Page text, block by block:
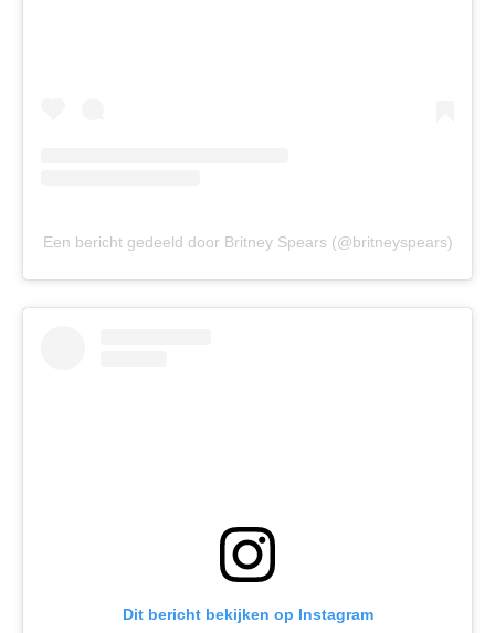
Een bericht gedeeld door Britney Spears (@britneyspears)
Dit bericht bekijken op Instagram